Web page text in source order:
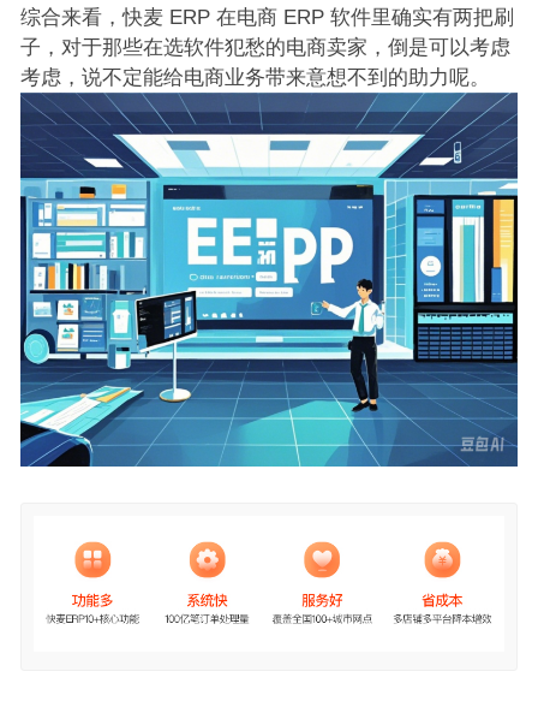
综合来看，快麦 ERP 在电商 ERP 软件里确实有两把刷
子，对于那些在选软件犯愁的电商卖家，倒是可以考虑
考虑，说不定能给电商业务带来意想不到的助力呢。